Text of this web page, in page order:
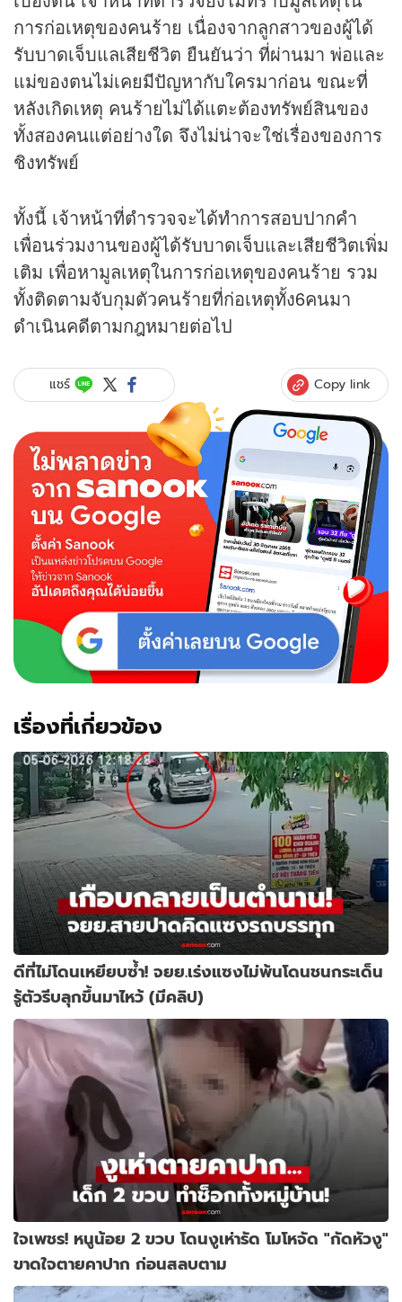
การก่อเหตุของคนร้าย เนื่องจากลูกสาวของผู้ได้
รับบาดเจ็บแลเสียชีวิต ยืนยันว่า ที่ผ่านมา พ่อและ
แม่ของตนไม่เคยมีปัญหากับใครมาก่อน ขณะที่
หลังเกิดเหตุ คนร้ายไม่ได้แตะต้องทรัพย์สินของ
ทั้งสองคนแต่อย่างใด จึงไม่น่าจะใช่เรื่องของการ
ชิงทรัพย์
ทั้งนี้ เจ้าหน้าที่ตำรวจจะได้ทำการสอบปากคำ
เพื่อนร่วมงานของผู้ได้รับบาดเจ็บและเสียชีวิตเพิ่ม
เติม เพื่อหามูลเหตุในการก่อเหตุของคนร้าย รวม
ทั้งติดตามจับกุมตัวคนร้ายที่ก่อเหตุทั้ง6คนมา
ดำเนินคดีตามกฎหมายต่อไป
แชร์ Copy link
เรื่องที่เกี่ยวข้อง
ดีที่ไม่โดนเหยียบซ้ำ! จยย.เร่งแซงไม่พ้นโดนชนกระเด็น
รู้ตัวรีบลุกขึ้นมาไหว้ (มีคลิป)
ใจเพชร! หนูน้อย 2 ขวบ โดนงูเห่ารัด โมโหจัด "กัดหัวงู"
ขาดใจตายคาปาก ก่อนสลบตาม